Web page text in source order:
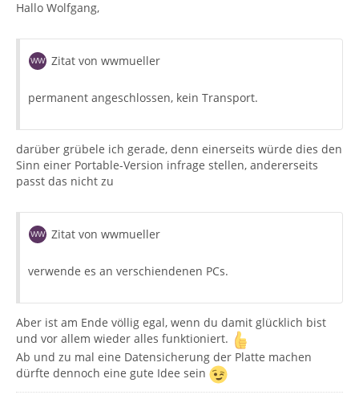
Hallo Wolfgang,
Zitat von wwmueller
permanent angeschlossen, kein Transport.
darüber grübele ich gerade, denn einerseits würde dies den
Sinn einer Portable-Version infrage stellen, andererseits
passt das nicht zu
Zitat von wwmueller
verwende es an verschiendenen PCs.
Aber ist am Ende völlig egal, wenn du damit glücklich bist
und vor allem wieder alles funktioniert.
Ab und zu mal eine Datensicherung der Platte machen
dürfte dennoch eine gute Idee sein